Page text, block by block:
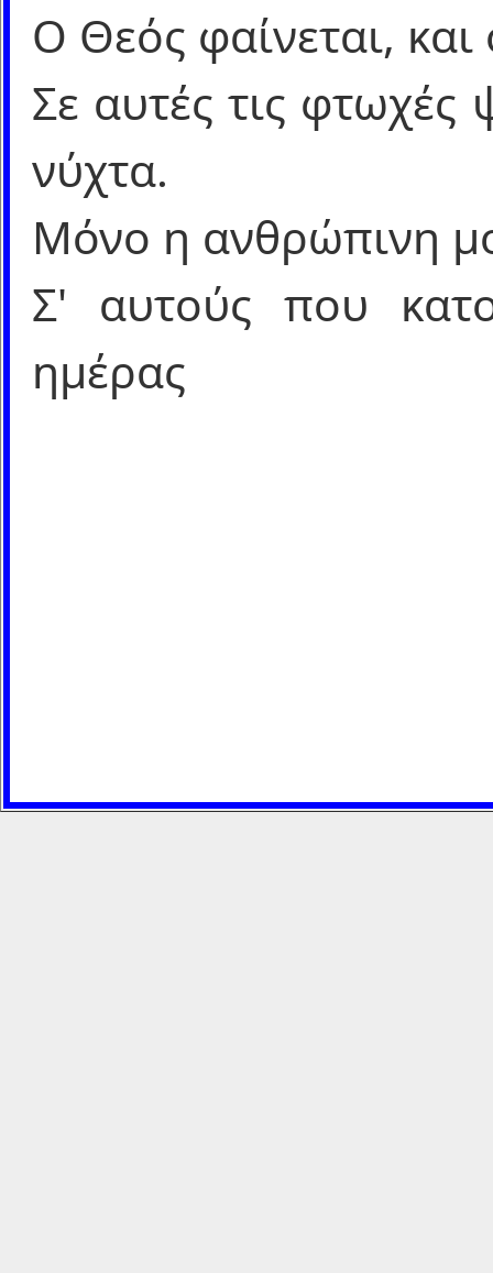
Ο Θεός φαίνεται,
Σε αυτές τις φτωχές
νύχτα.
Μόνο η ανθρώπινη
Σ' αυτούς που
ημέρας